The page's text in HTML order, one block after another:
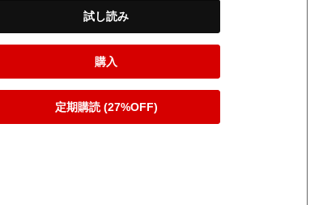
試し読み
購入
定期購読 (27%OFF)